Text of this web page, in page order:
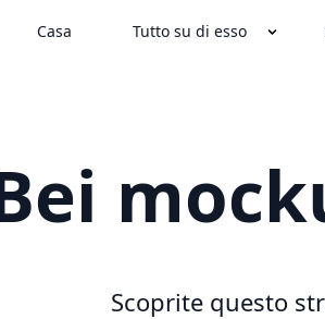
Casa Tutto su di esso
Scoprite questo